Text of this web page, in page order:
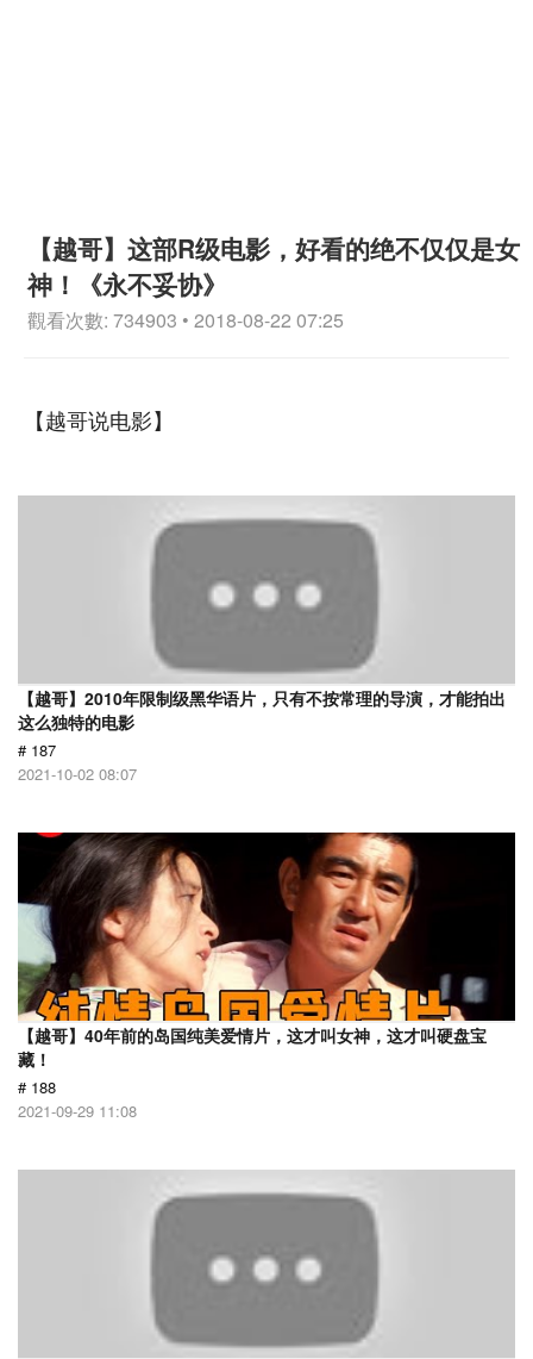
【越哥】这部R级电影，好看的绝不仅仅是女
神！《永不妥协》
觀看次數: 734903 • 2018-08-22 07:25
【越哥说电影】
【越哥】2010年限制级黑华语片，只有不按常理的导演，才能拍出
这么独特的电影
# 187
2021-10-02 08:07
【越哥】40年前的岛国纯美爱情片，这才叫女神，这才叫硬盘宝
藏！
# 188
2021-09-29 11:08